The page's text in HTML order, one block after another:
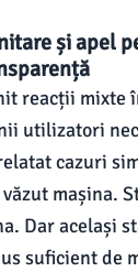
și apel
reacții mixte
utilizatori
cazuri
mașina.
Dar același
suficient de